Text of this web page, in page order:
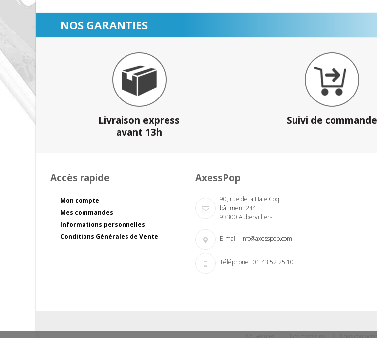
NOS GARANTIES
Livraison express
avant 13h
Suivi de commande
Accès rapide
Mon compte
Mes commandes
Informations personnelles
Conditions Générales de Vente
AxessPop
90, rue de la Haie Coq
bâtiment 244
93300 Aubervilliers
E-mail : info@axesspop.com
Téléphone : 01 43 52 25 10